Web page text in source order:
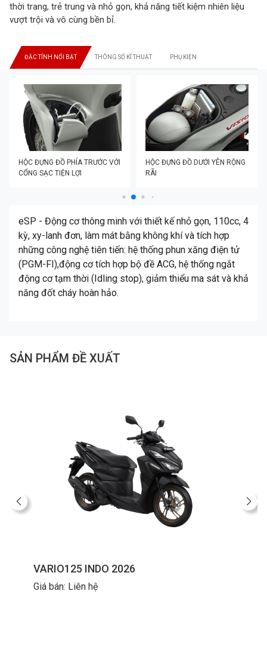
thời trang, trẻ trung và nhỏ gọn, khả năng tiết kiệm nhiên liệu
vượt trội và vô cùng bền bỉ.
ĐẶC TÍNH NỔI BẬT THÔNG SỐ KĨ THUẬT PHỤ KIỆN
HỘC ĐỰNG ĐỒ PHÍA TRƯỚC VỚI
CỔNG SẠC TIỆN LỢI
HỘC ĐỰNG ĐỒ DƯỚI YÊN RỘNG
RÃI
eSP - Động cơ thông minh với thiết kế nhỏ gọn, 110cc, 4
kỳ, xy-lanh đơn, làm mát bằng không khí và tích hợp
những công nghệ tiên tiến: hệ thống phun xăng điện tử
(PGM-FI),động cơ tích hợp bộ đề ACG, hệ thống ngắt
động cơ tạm thời (Idling stop), giảm thiểu ma sát và khả
năng đốt cháy hoàn hảo.
SẢN PHẨM ĐỀ XUẤT
VARIO125 INDO 2026
Giá bán: Liên hệ